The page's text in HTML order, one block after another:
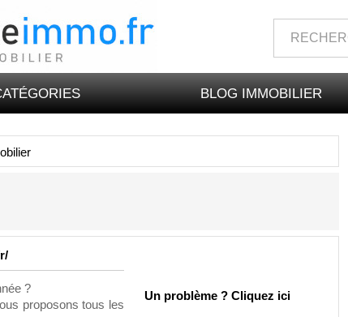
BLOG IMMOBILIER
?
proposons tous les
Un problème ? Cliquez ici